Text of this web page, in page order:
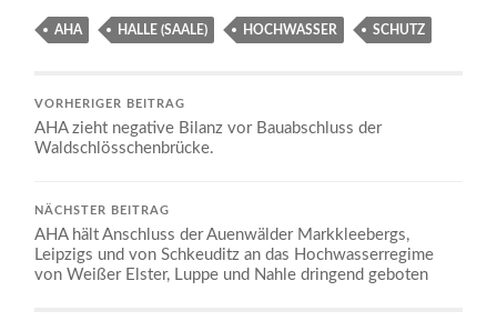
AHA HALLE (SAALE) HOCHWASSER SCHUTZ
VORHERIGER BEITRAG
AHA zieht negative Bilanz vor Bauabschluss der
Waldschlösschenbrücke.
NÄCHSTER BEITRAG
AHA hält Anschluss der Auenwälder Markkleebergs,
Leipzigs und von Schkeuditz an das Hochwasserregime
von Weißer Elster, Luppe und Nahle dringend geboten